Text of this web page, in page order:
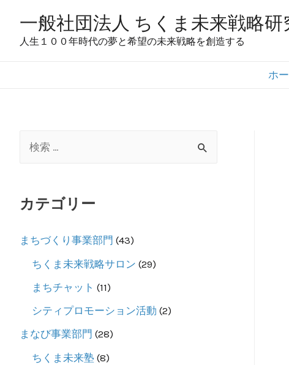
一般社団法人 ちくま未来戦略研
人生１００年時代の夢と希望の未来戦略を創造する
ホ
象
カテゴリー
まちづくり事業部門 (43)
ちくま未来戦略サロン (29)
まちチャット (11)
シティプロモーション活動 (2)
まなび事業部門 (28)
ちくま未来塾 (8)